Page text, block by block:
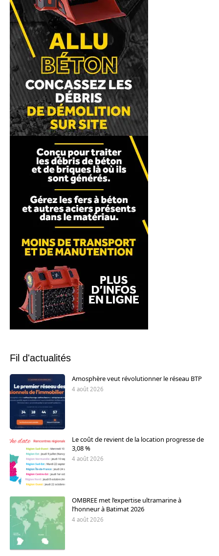
Fil d'actualités
Amosphère veut révolutionner le réseau BTP
4 août 2026
Le coût de revient de la location progresse de
3,08 %
4 août 2026
OMBREE met l’expertise ultramarine à
l’honneur à Batimat 2026
4 août 2026